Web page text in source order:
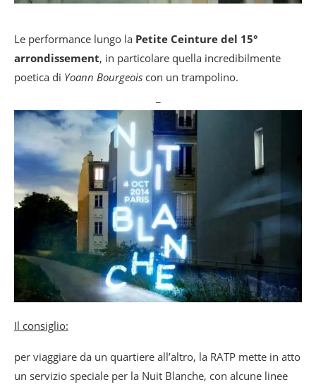
Le performance lungo la Petite Ceinture del 15°
arrondissement, in particolare quella incredibilmente
poetica di Yoann Bourgeois con un trampolino.
Il consiglio:
per viaggiare da un quartiere all’altro, la RATP mette in atto
un servizio speciale per la Nuit Blanche, con alcune linee